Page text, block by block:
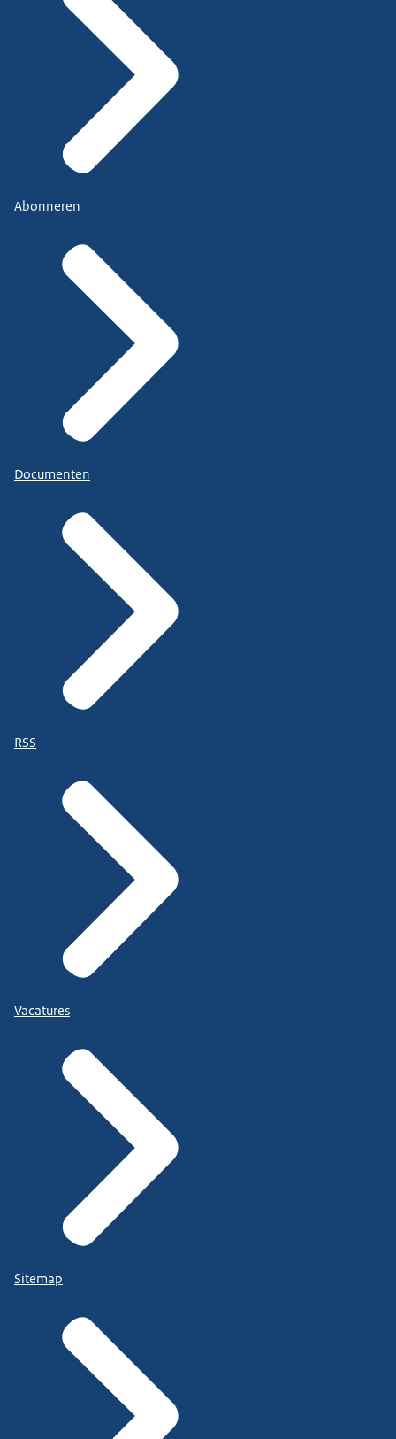
Abonneren
Documenten
RSS
Vacatures
Sitemap